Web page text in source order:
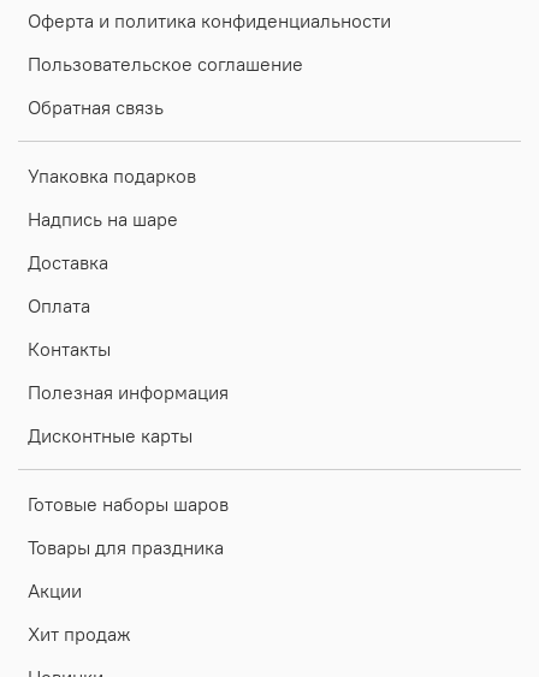
Оферта и политика конфиденциальности
Пользовательское соглашение
Обратная связь
Упаковка подарков
Надпись на шаре
Доставка
Оплата
Контакты
Полезная информация
Дисконтные карты
Готовые наборы шаров
Товары для праздника
Акции
Хит продаж